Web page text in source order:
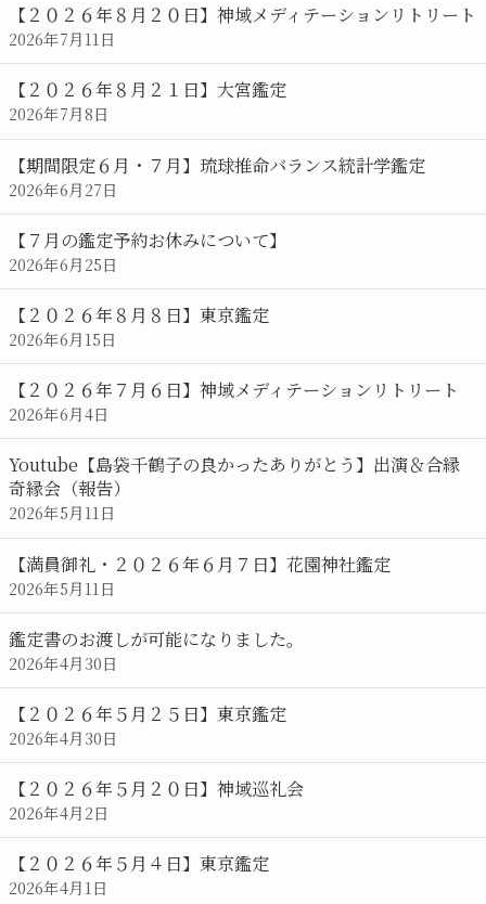
【２０２６年８月２０日】神域メディテーションリトリート
2026年7月11日
【２０２６年８月２１日】大宮鑑定
2026年7月8日
【期間限定６月・７月】琉球推命バランス統計学鑑定
2026年6月27日
【７月の鑑定予約お休みについて】
2026年6月25日
【２０２６年８月８日】東京鑑定
2026年6月15日
【２０２６年７月６日】神域メディテーションリトリート
2026年6月4日
Youtube【島袋千鶴子の良かったありがとう】出演＆合縁
奇縁会（報告）
2026年5月11日
【満員御礼・２０２６年６月７日】花園神社鑑定
2026年5月11日
鑑定書のお渡しが可能になりました。
2026年4月30日
【２０２６年５月２５日】東京鑑定
2026年4月30日
【２０２６年５月２０日】神域巡礼会
2026年4月2日
【２０２６年５月４日】東京鑑定
2026年4月1日